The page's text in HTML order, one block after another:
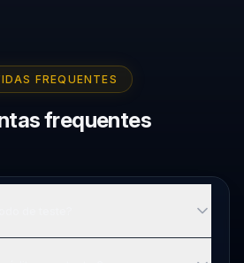
FREQUENTES
frequentes